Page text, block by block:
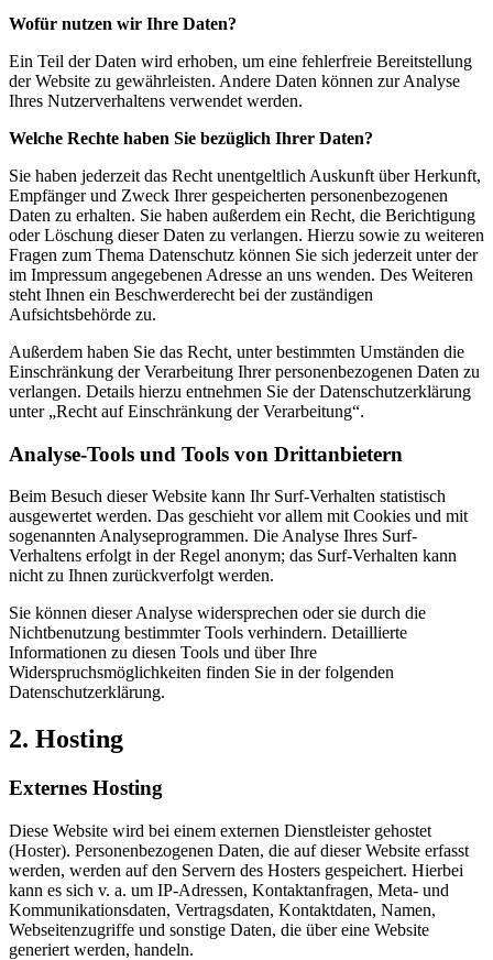
Wofür nutzen wir Ihre Daten?
Ein Teil der Daten wird erhoben, um eine fehlerfreie Bereitstellung
der Website zu gewährleisten. Andere Daten können zur Analyse
Ihres Nutzerverhaltens verwendet werden.
Welche Rechte haben Sie bezüglich Ihrer Daten?
Sie haben jederzeit das Recht unentgeltlich Auskunft über Herkunft,
Empfänger und Zweck Ihrer gespeicherten personenbezogenen
Daten zu erhalten. Sie haben außerdem ein Recht, die Berichtigung
oder Löschung dieser Daten zu verlangen. Hierzu sowie zu weiteren
Fragen zum Thema Datenschutz können Sie sich jederzeit unter der
im Impressum angegebenen Adresse an uns wenden. Des Weiteren
steht Ihnen ein Beschwerderecht bei der zuständigen
Aufsichtsbehörde zu.
Außerdem haben Sie das Recht, unter bestimmten Umständen die
Einschränkung der Verarbeitung Ihrer personenbezogenen Daten zu
verlangen. Details hierzu entnehmen Sie der Datenschutzerklärung
unter „Recht auf Einschränkung der Verarbeitung“.
Analyse-Tools und Tools von Drittanbietern
Beim Besuch dieser Website kann Ihr Surf-Verhalten statistisch
ausgewertet werden. Das geschieht vor allem mit Cookies und mit
sogenannten Analyseprogrammen. Die Analyse Ihres Surf-
Verhaltens erfolgt in der Regel anonym; das Surf-Verhalten kann
nicht zu Ihnen zurückverfolgt werden.
Sie können dieser Analyse widersprechen oder sie durch die
Nichtbenutzung bestimmter Tools verhindern. Detaillierte
Informationen zu diesen Tools und über Ihre
Widerspruchsmöglichkeiten finden Sie in der folgenden
Datenschutzerklärung.
2. Hosting
Externes Hosting
Diese Website wird bei einem externen Dienstleister gehostet
(Hoster). Personenbezogenen Daten, die auf dieser Website erfasst
werden, werden auf den Servern des Hosters gespeichert. Hierbei
kann es sich v. a. um IP-Adressen, Kontaktanfragen, Meta- und
Kommunikationsdaten, Vertragsdaten, Kontaktdaten, Namen,
Webseitenzugriffe und sonstige Daten, die über eine Website
generiert werden, handeln.